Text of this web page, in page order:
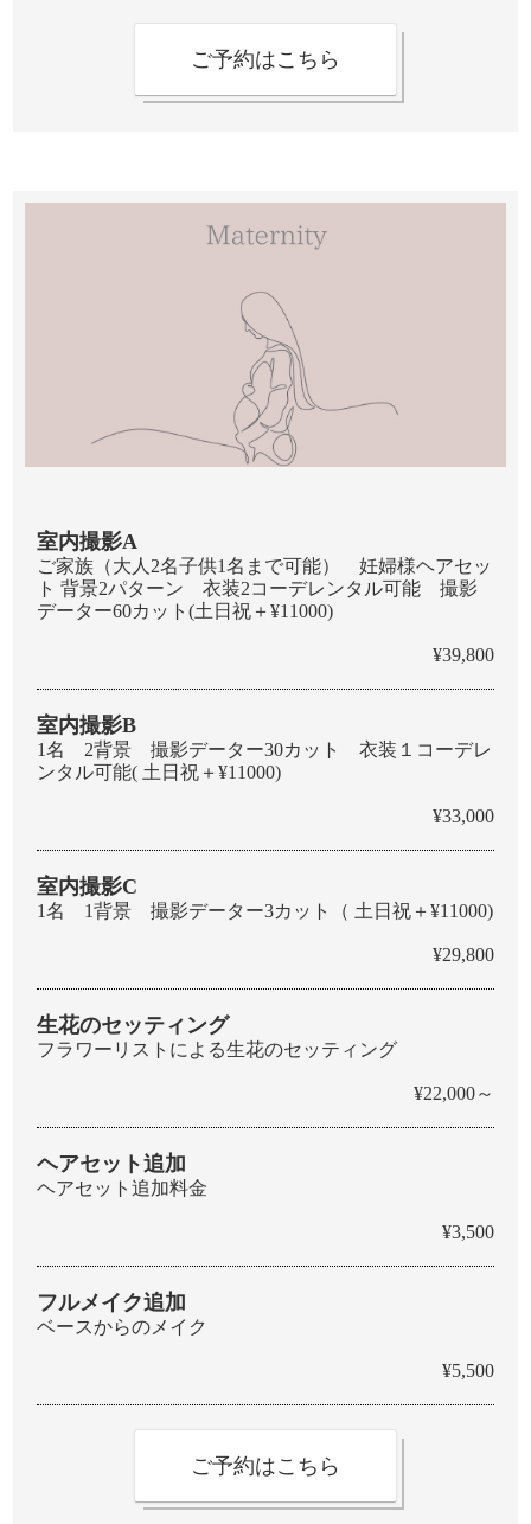
ご予約はこちら
室内撮影A
ご家族（大人2名子供1名まで可能） 妊婦様ヘアセッ
ト 背景2パターン 衣装2コーデレンタル可能 撮影
データー60カット(土日祝＋¥11000)
¥39,800
室内撮影B
1名 2背景 撮影データー30カット 衣装１コーデレ
ンタル可能( 土日祝＋¥11000)
¥33,000
室内撮影C
1名 1背景 撮影データー3カット（ 土日祝＋¥11000)
¥29,800
生花のセッティング
フラワーリストによる生花のセッティング
¥22,000～
ヘアセット追加
ヘアセット追加料金
¥3,500
フルメイク追加
ベースからのメイク
¥5,500
ご予約はこちら